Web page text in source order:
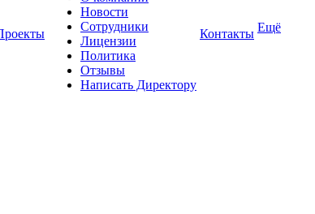
Новости
Сотрудники
Лицензии
Политика
Отзывы
Написать Директору
Контакты Ещё